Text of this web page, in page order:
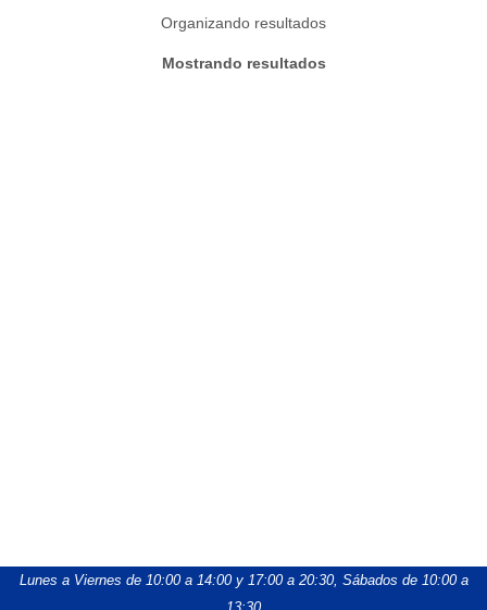
Organizando resultados
Mostrando resultados
Lunes a Viernes de 10:00 a 14:00 y 17:00 a 20:30, Sábados de 10:00 a